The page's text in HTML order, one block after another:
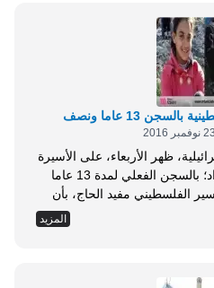
13 عاما ونصف
ظهر الأربعاء، على الأسيرة
الفلسطينية الطفلة نورهان عواد؛ بالسجن الفعلي لمدة 13 عاما
الفلسطيني مفيد الحاج، بأن
القدس المحتلة حكمت، على
الأسيرة القاصر نورهان عواد (16 عاما)، بالسجن الفعلي لـ13 عاما
المزيد